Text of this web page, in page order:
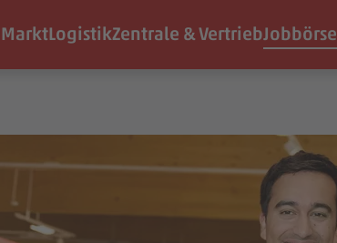
MarktLogistikZentrale & VertriebJobbörse